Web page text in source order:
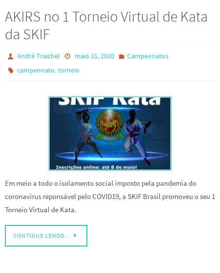
AKIRS no 1 Torneio Virtual de Kata
da SKIF
André Traichel maio 21, 2020
Campeonatos
campeonato,torneio
Em meio a todo o isolamento social imposto pela pandemia do
coronavirus reponsável pelo COVID19, a SKIF Brasil promoveu o seu 1
Torneio Virtual de Kata.
CONTINUE LENDO…